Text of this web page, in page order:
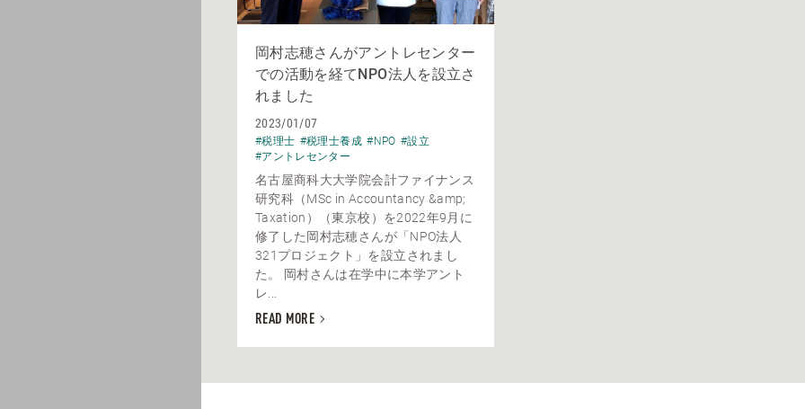
岡村志穂さんがアントレセンター
での活動を経てNPO法人を設立さ
れました
2023/01/07
#税理士 #税理士養成 #NPO #設立
#アントレセンター
名古屋商科大大学院会計ファイナンス
研究科（MSc in Accountancy &amp;
Taxation）（東京校）を2022年9月に
修了した岡村志穂さんが「NPO法人
321プロジェクト」を設立されまし
た。 岡村さんは在学中に本学アント
レ...
READ MORE